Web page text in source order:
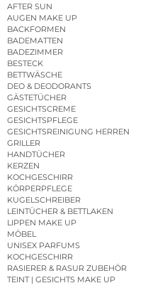
AFTER SUN
AUGEN MAKE UP
BACKFORMEN
BADEMATTEN
BADEZIMMER
BESTECK
BETTWÄSCHE
DEO & DEODORANTS
GÄSTETÜCHER
GESICHTSCREME
GESICHTSPFLEGE
GESICHTSREINIGUNG HERREN
GRILLER
HANDTÜCHER
KERZEN
KOCHGESCHIRR
KÖRPERPFLEGE
KUGELSCHREIBER
LEINTÜCHER & BETTLAKEN
LIPPEN MAKE UP
MÖBEL
UNISEX PARFUMS
KOCHGESCHIRR
RASIERER & RASUR ZUBEHÖR
TEINT | GESICHTS MAKE UP